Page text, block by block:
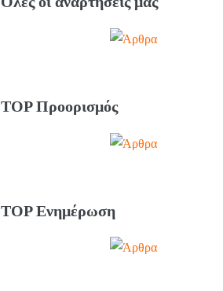
TOP Προορισμός
TOP Ενημέρωση